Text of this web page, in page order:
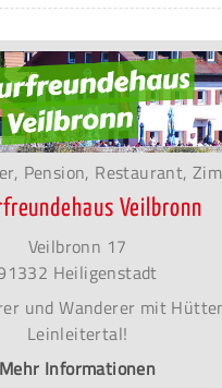
Pension, Restaurant,
Veilbronn
Veilbronn 17
Heiligenstadt
und Wanderer mit
Leinleitertal!
Informationen